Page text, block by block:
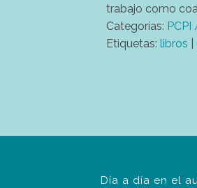
trabajo como
Categorías:
Etiquetas: libros
Día a día en el